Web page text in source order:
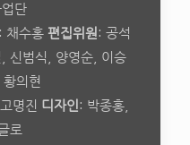
단
채수홍 편집위원: 공석
신범식, 양영순, 이승
의현
명진 디자인: 박종홍,
로